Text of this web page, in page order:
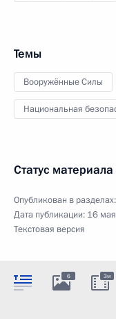
Темы
Вооружённые Силы
Национальная
Статус материала
Опубликован в разделах:
Дата публикации: 16
Текстовая версия
6 3м